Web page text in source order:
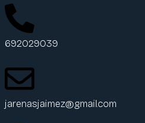
692029039
jarenasjaimez@gmail.com